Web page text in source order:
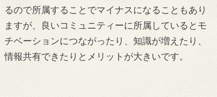
るので所属することでマイナスになることもあり
ますが、良いコミュニティーに所属しているとモ
チベーションにつながったり、知識が増えたり、
情報共有できたりとメリットが大きいです。